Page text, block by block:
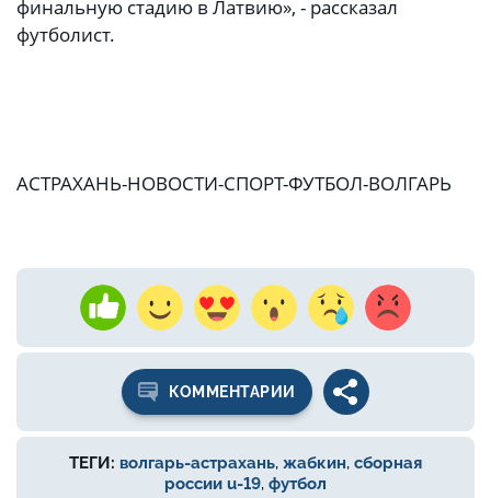
финальную стадию в Латвию», - рассказал
футболист.
АСТРАХАНЬ-НОВОСТИ-СПОРТ-ФУТБОЛ-ВОЛГАРЬ
КОММЕНТАРИИ
ТЕГИ: волгарь-астрахань, жабкин, сборная
россии u-19, футбол